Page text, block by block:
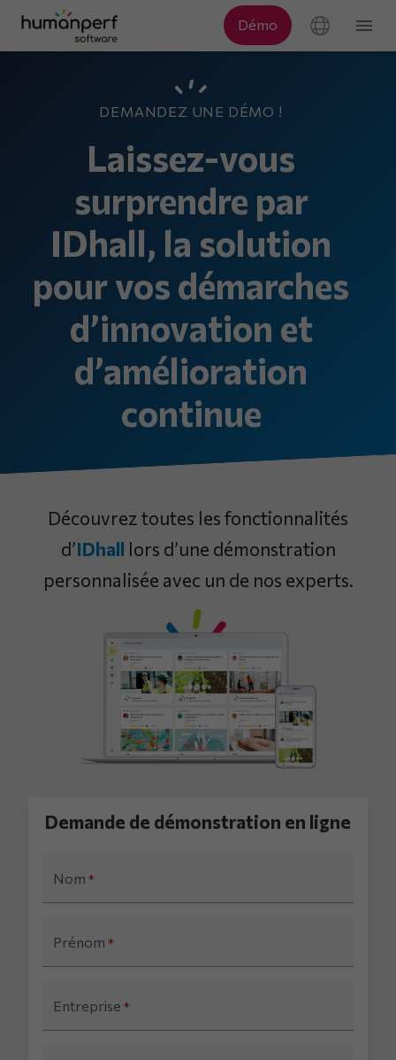
DEMANDEZ UNE DÉMO !
Laissez-vous
surprendre par
IDhall, la solution
pour vos démarches
d’innovation et
d’amélioration
continue
Découvrez toutes les fonctionnalités
d’IDhall lors d’une démonstration
personnalisée avec un de nos experts.
Demande de démonstration en ligne
Nom *
Prénom *
Entreprise *